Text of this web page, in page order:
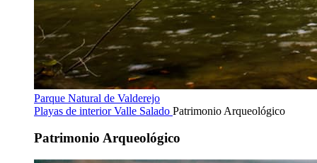
Parque Natural de Valderejo
Playas de interiorValle Salado Patrimonio Arqueológico
Patrimonio Arqueológico